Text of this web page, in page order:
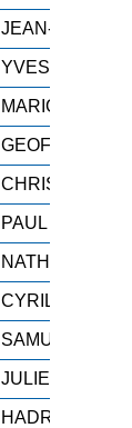
JEAN-MARIE
YVES
MARIO
GEOFFREY
CHRISTOPHE
PAUL
NATHAN
CYRIL
SAMUEL
JULIEN
HADRIEN